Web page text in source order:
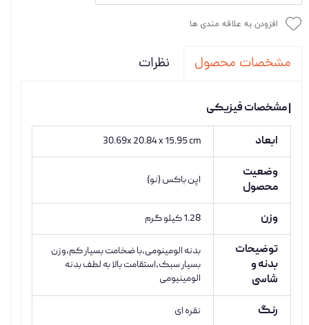
افزودن به علاقه مندی ها
مشخصات محصول نظرات
| مشخصات فیزیکی
ابعاد 30.69x 20.84 x 15.95 cm
وضعیت
محصول
اپن باکس (نو)
وزن 1.28 کیلو گرم
توضیحات
بدنه و
شاسی
بدنه الومینومی،با ضخامت بسیار کم،وزن
بسیار سبک،استقامت بالا به لطف بدنه
الومینیومی
رنگ نقره ای